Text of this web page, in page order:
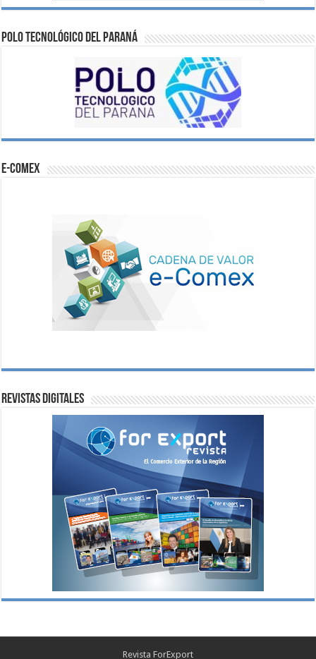
Polo Tecnológico del Paraná
e-comex
Revistas digitales
Revista ForExport